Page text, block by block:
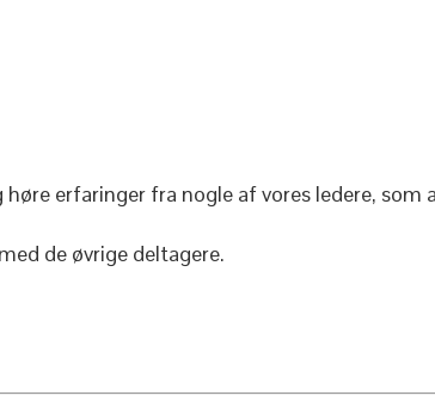
høre erfaringer fra nogle af vores ledere,
de øvrige deltagere.